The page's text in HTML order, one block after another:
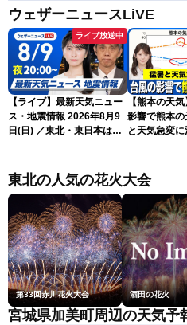
ウェザーニュースLiVE
ライブ放送中
【ライブ】最新天気ニュー
ス・地震情報 2026年8月9
日(日) ／東北・東日本は急
衣／芳野達郎〉
【熊本の天
影響で熊本
と天気急変に
東北の人気の花火大会
第33回赤川花火大会 酒田の花火
宮城県加美町周辺の天気予